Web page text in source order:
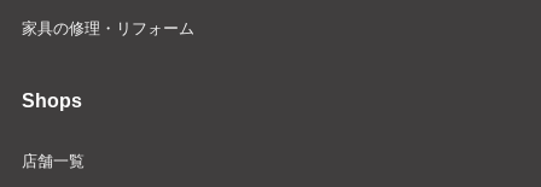
家具の修理・リフォーム
Shops
店舗一覧